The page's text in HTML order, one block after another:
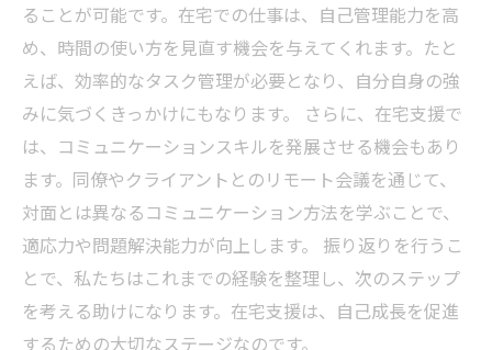
ることが可能です。在宅での仕事は、自己管理能力を高
め、時間の使い方を見直す機会を与えてくれます。たと
えば、効率的なタスク管理が必要となり、自分自身の強
みに気づくきっかけにもなります。 さらに、在宅支援で
は、コミュニケーションスキルを発展させる機会もあり
ます。同僚やクライアントとのリモート会議を通じて、
対面とは異なるコミュニケーション方法を学ぶことで、
適応力や問題解決能力が向上します。 振り返りを行うこ
とで、私たちはこれまでの経験を整理し、次のステップ
を考える助けになります。在宅支援は、自己成長を促進
するための大切なステージなのです。